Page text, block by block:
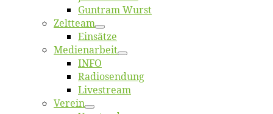
Gun­tram Wurst
Zelt­team
Ein­sät­ze
Me­di­en­ar­beit
INFO
Ra­dio­sen­dung
Live­stream
Ver­ein